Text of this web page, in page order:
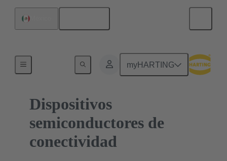
myHARTING
Dispositivos
semiconductores de
conectividad